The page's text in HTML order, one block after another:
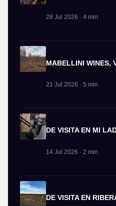
28 Jul 2026 · 4 min
MABELLINI WINES,
21 Jul 2026 · 5 min
DE VISITA EN MI
14 Jul 2026 · 2 min
DE VISITA EN